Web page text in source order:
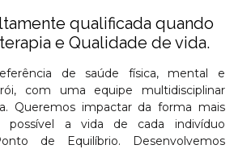
qualificada quando
e Qualidade de vida.
de saúde física, mental e
com uma equipe multidisciplinar
Queremos impactar da forma mais
possível a vida de cada indivíduo
de Equilíbrio. Desenvolvemos